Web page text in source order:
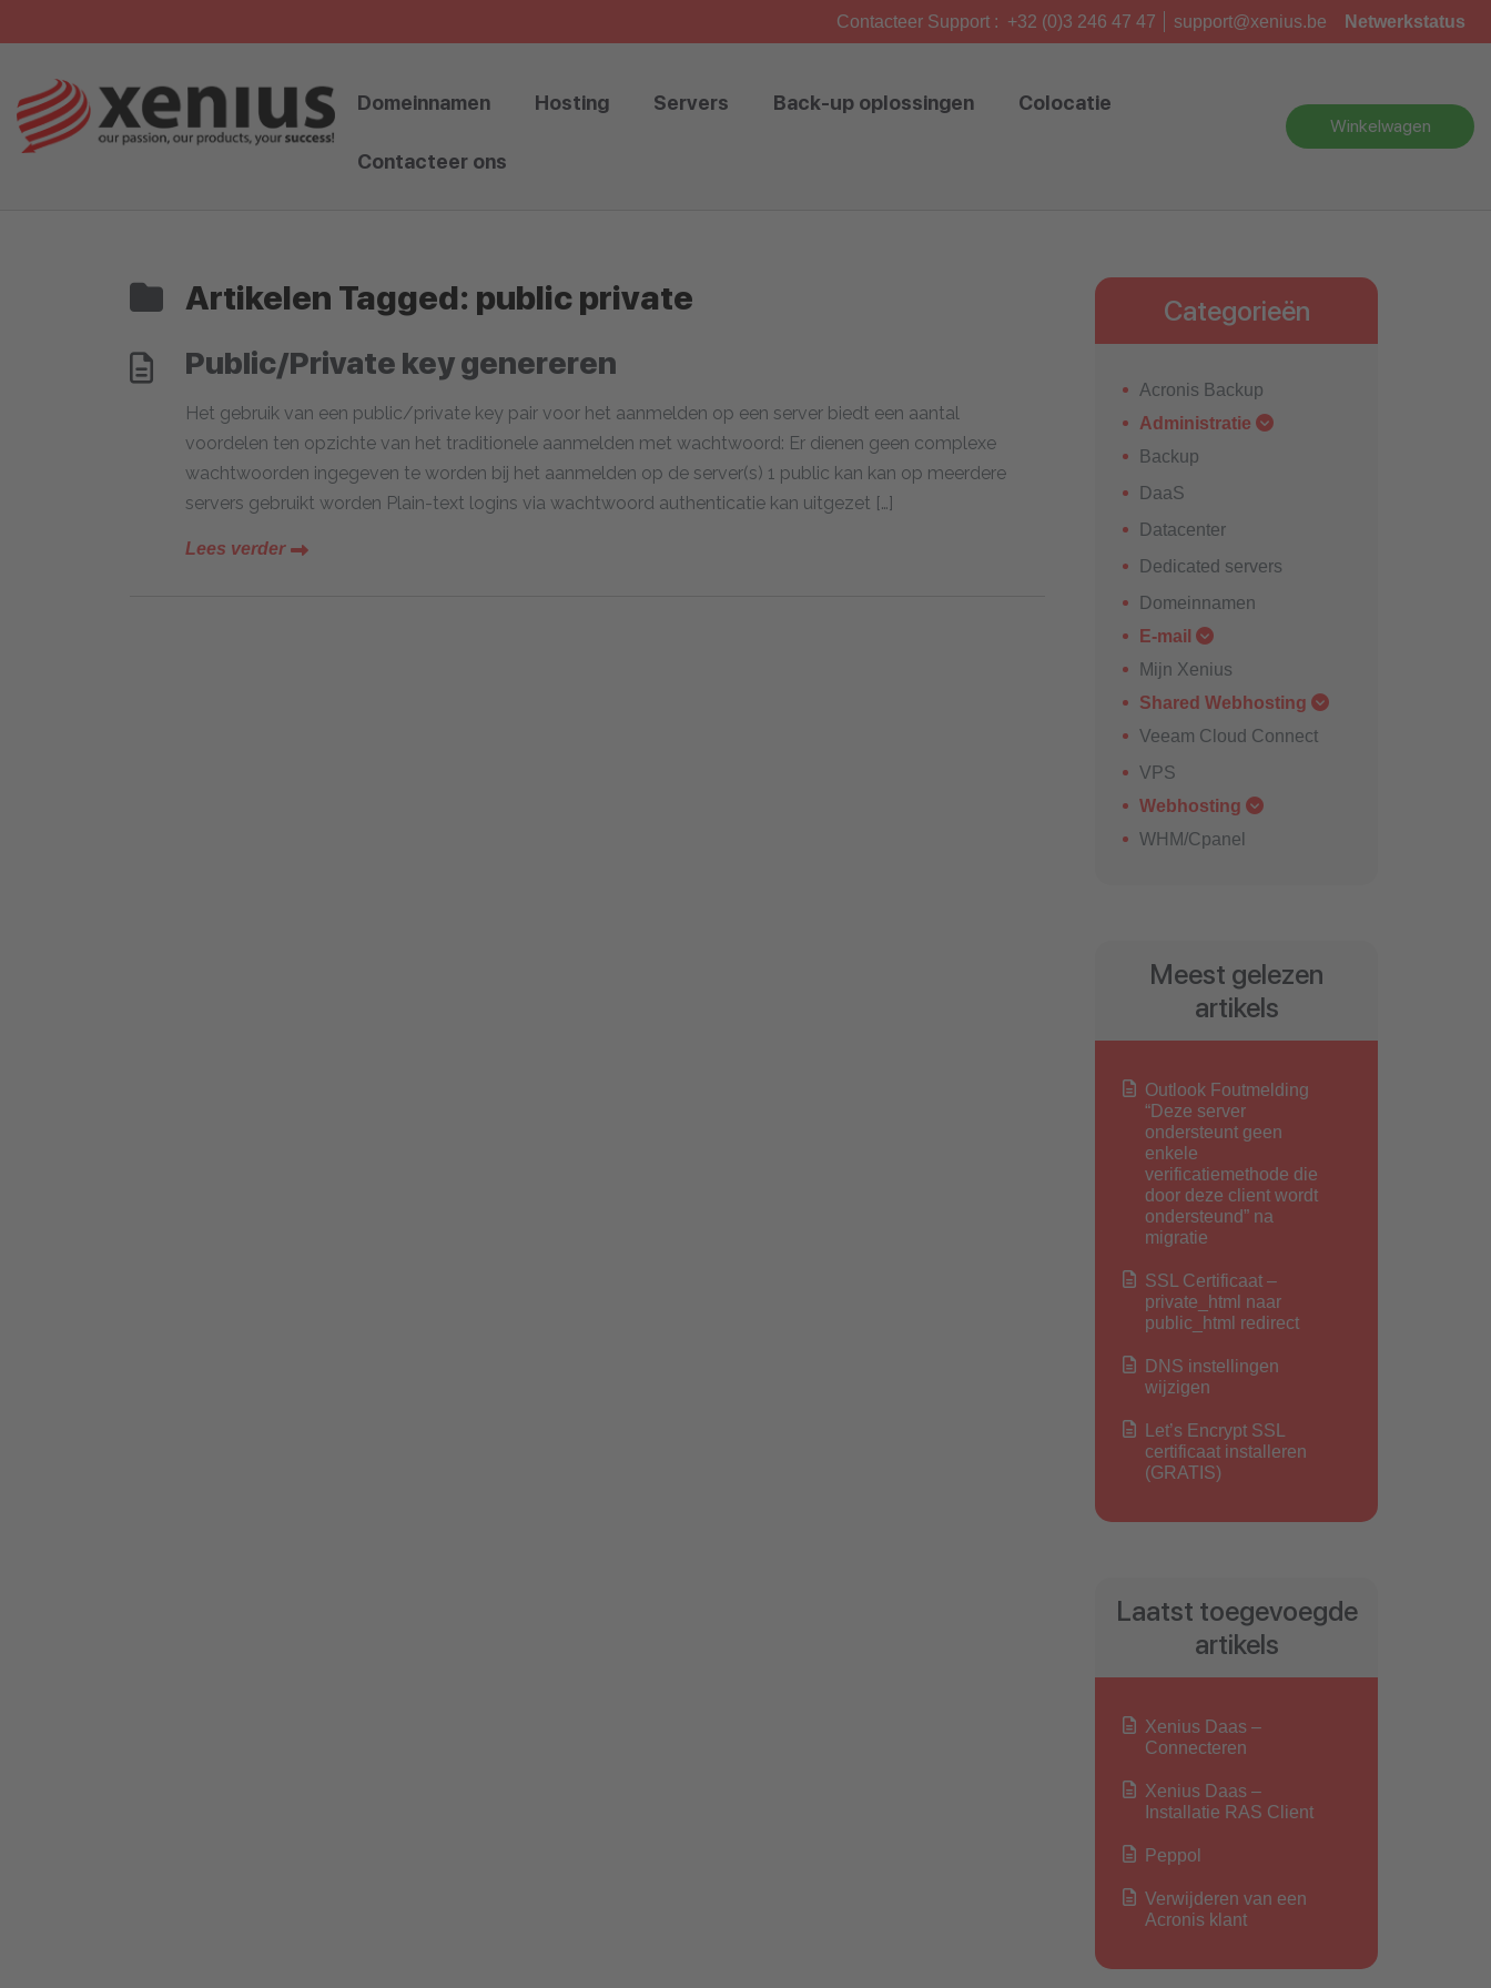
Contacteer Support : +32 (0)3 246 47 47 support@xenius.be Netwerkstatus
Domeinnamen Hosting Servers Back-up oplossingen Colocatie
Contacteer ons
Winkelwagen
Artikelen Tagged: public private
Public/Private key genereren
Het gebruik van een public/private key pair voor het aanmelden op een server biedt een aantal
voordelen ten opzichte van het traditionele aanmelden met wachtwoord: Er dienen geen complexe
wachtwoorden ingegeven te worden bij het aanmelden op de server(s) 1 public kan kan op meerdere
servers gebruikt worden Plain-text logins via wachtwoord authenticatie kan uitgezet […]
Lees verder
Categorieën
Acronis Backup
Administratie
Backup
DaaS
Datacenter
Dedicated servers
Domeinnamen
E-mail
Mijn Xenius
Shared Webhosting
Veeam Cloud Connect
VPS
Webhosting
WHM/Cpanel
Meest gelezen
artikels
Outlook Foutmelding
“Deze server
ondersteunt geen
enkele
verificatiemethode die
door deze client wordt
ondersteund” na
migratie
SSL Certificaat –
private_html naar
public_html redirect
DNS instellingen
wijzigen
Let’s Encrypt SSL
certificaat installeren
(GRATIS)
Laatst toegevoegde
artikels
Xenius Daas –
Connecteren
Xenius Daas –
Installatie RAS Client
Peppol
Verwijderen van een
Acronis klant